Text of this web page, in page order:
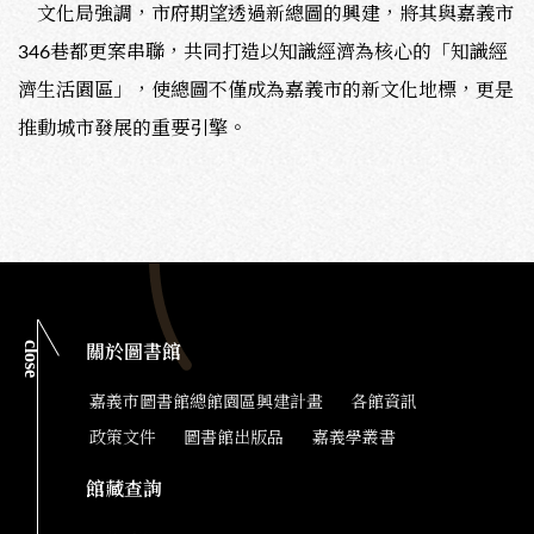
文化局強調，市府期望透過新總圖的興建，將其與嘉義市
346巷都更案串聯，共同打造以知識經濟為核心的「知識經
濟生活園區」，使總圖不僅成為嘉義市的新文化地標，更是
推動城市發展的重要引擎。
close 關於圖書館
嘉義市圖書館總館園區興建計畫 各館資訊
政策文件 圖書館出版品 嘉義學叢書
館藏查詢